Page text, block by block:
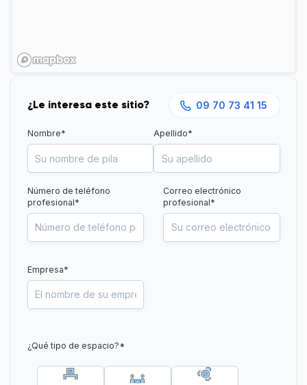
¿Le interesa este sitio? 09 70 73 41 15
Nombre* Apellido*
Número de teléfono
profesional*
Correo electrónico
profesional*
Empresa*
¿Qué tipo de espacio?*